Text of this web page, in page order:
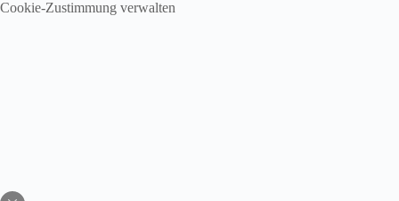
Cookie-Zustimmung verwalten